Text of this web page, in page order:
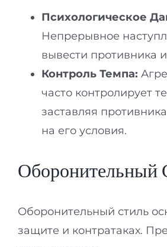
Психологическое
Непрерывное
вывести противника
Контроль Темпа:
часто контролирует
заставляя
на его условия.
Оборонительный
Оборонительный стиль
защите и контратаках.